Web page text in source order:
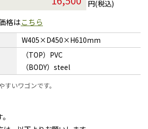
円(税込)
格はこちら
W405×D450×H610mm
（TOP）PVC
（BODY）steel
いワゴンです。